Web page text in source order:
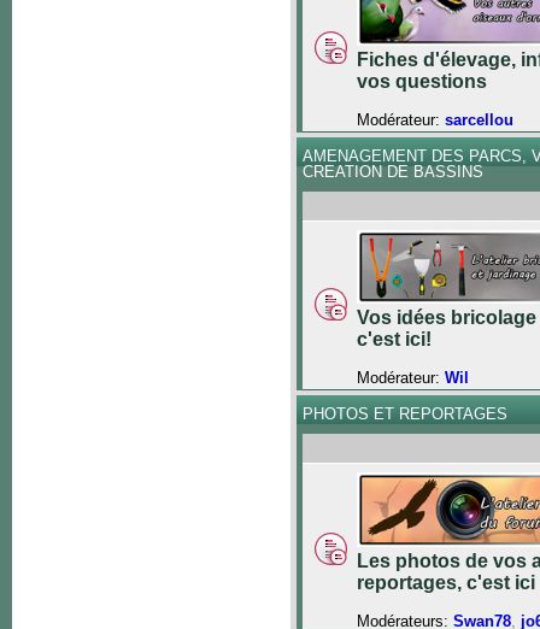
Fiches d'élevage,
vos questions
Modérateur: sarcellou
AMENAGEMENT DES PARCS,
CREATION DE BASSINS
Vos idées
c'est ici!
Modérateur: Wil
PHOTOS ET REPORTAGES
Les photos de vos
reportages, c'est ici
Modérateurs: Swan78,